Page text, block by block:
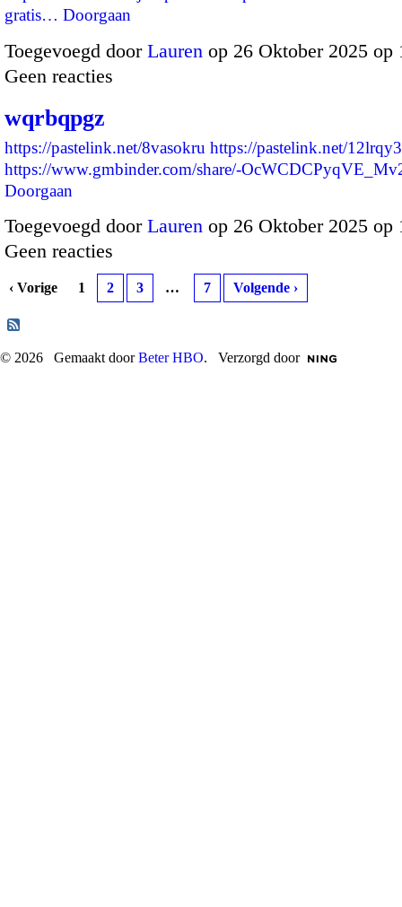
gratis… Doorgaan
Toegevoegd door Lauren op 26 Oktober 2025
Geen reacties
wqrbqpgz
https://pastelink.net/8vasokru https://pastelink.net/
https://www.gmbinder.com/share/-
Doorgaan
Toegevoegd door Lauren op 26 Oktober 2025
Geen reacties
‹ Vorige 1 2 3 … 7 Volgende ›
© 2026 Gemaakt doorBeter HBO. Verzorgd door